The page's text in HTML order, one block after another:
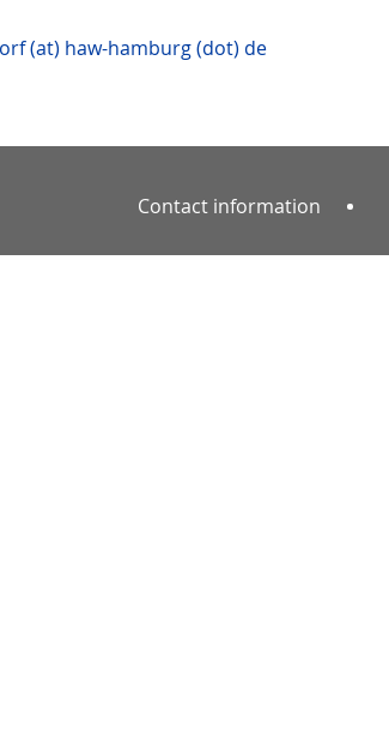
(at) haw-hamburg (dot) de
Contact information